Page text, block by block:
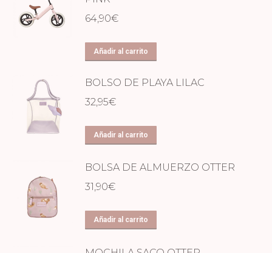
64,90€
Añadir al carrito
BOLSO DE PLAYA LILAC
32,95€
Añadir al carrito
BOLSA DE ALMUERZO OTTER
31,90€
Añadir al carrito